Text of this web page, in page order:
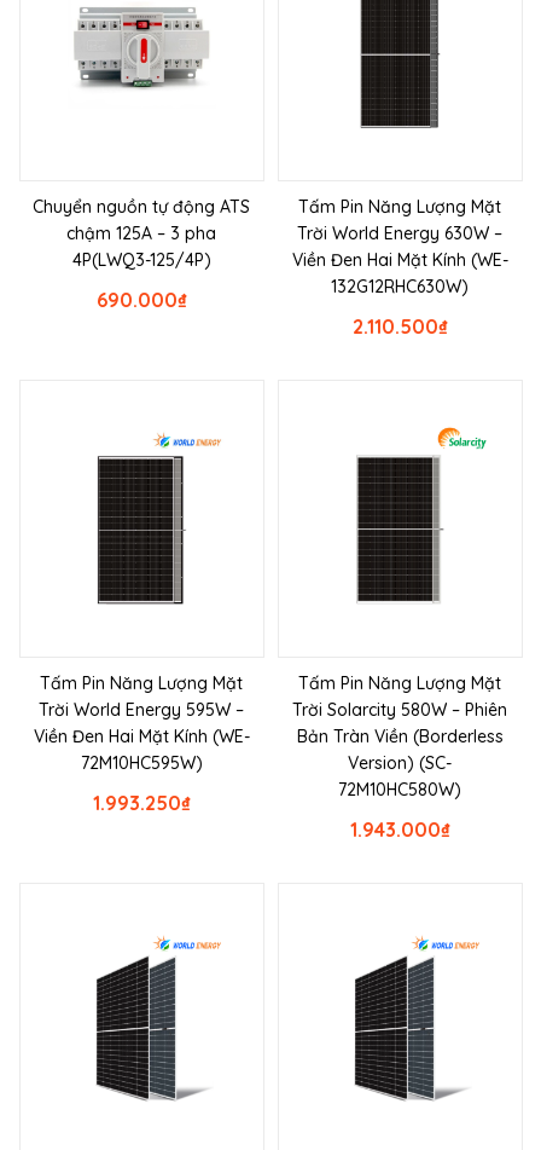
Chuyển nguồn tự động ATS
chậm 125A – 3 pha
4P(LWQ3-125/4P)
₫
690.000
Tấm Pin Năng Lượng Mặt
Trời World Energy 630W –
Viền Đen Hai Mặt Kính (WE-
132G12RHC630W)
₫
2.110.500
Tấm Pin Năng Lượng Mặt
Trời World Energy 595W –
Viền Đen Hai Mặt Kính (WE-
72M10HC595W)
₫
1.993.250
Tấm Pin Năng Lượng Mặt
Trời Solarcity 580W – Phiên
Bản Tràn Viền (Borderless
Version) (SC-
72M10HC580W)
₫
1.943.000